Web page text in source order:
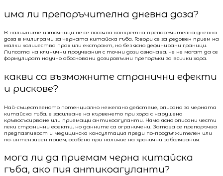
има ли препоръчителна дневна доза?
В наличните източници не се посочва конкретна препоръчителна дневна
доза в милиграми за черната китайска гъба. Говори се за редовен прием на
малки количества прах или екстракт, но без ясно дефинирани граници.
Липсата на клинични проучвания с точни дози означава, че не могат да се
формулират научно обосновани дозировъчни препоръки за всички хора.
какви са възможните странични ефекти
и рискове?
Най-същественото потенциално нежелано действие, описано за черната
китайска гъба, е засилване на кървенето при хора с нарушено
кръвосъсирване или приемащи антикоагуланти. Няма ясно описани чести
леки странични ефекти, но данните са ограничени. Затова се препоръчва
предпазливост и медицинска консултация преди по-продължителен или
по-интензивен прием, особено при наличие на хронични заболявания.
мога ли да приемам черна китайска
гъба, ако пия антикоагуланти?